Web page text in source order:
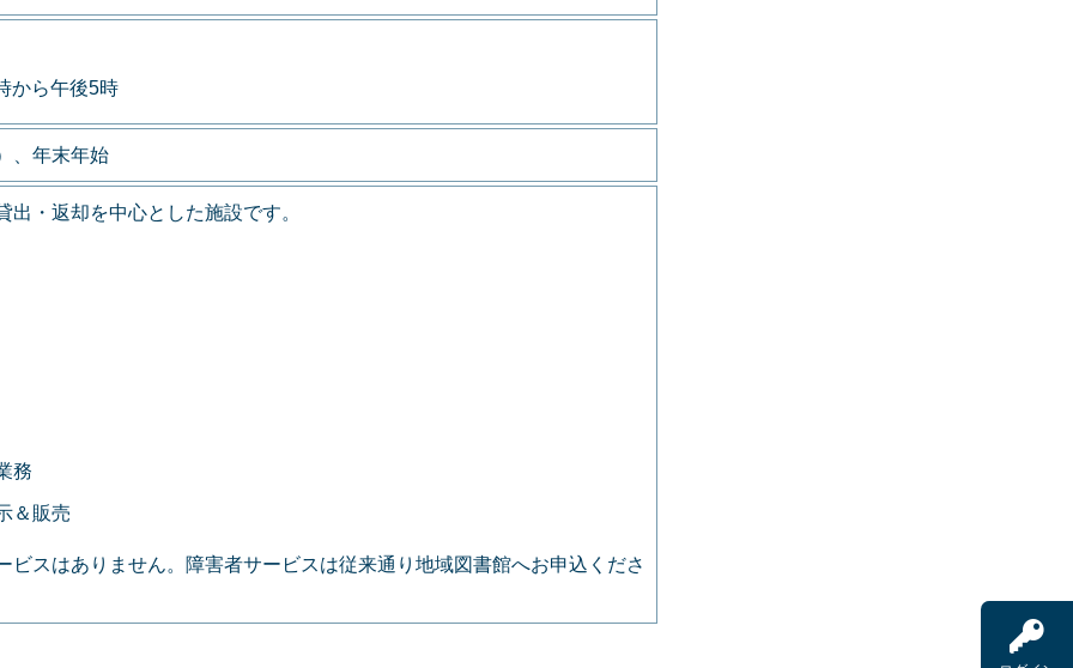
から午後5時
、年末年始
・返却を中心とした施設です。
務
＆販売
ビスはありません。障害者サービスは従来通り地域図書館へお申込くださ